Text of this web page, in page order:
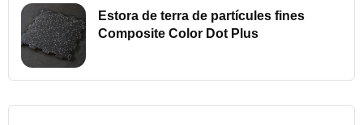
Estora de terra de partícules fines
Composite Color Dot Plus